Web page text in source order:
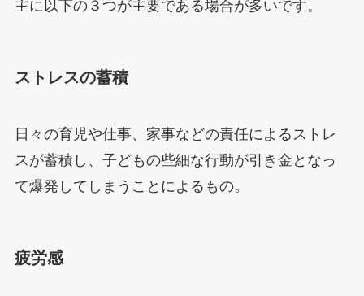
主に以下の３つが主要である場合が多いです。
ストレスの蓄積
日々の育児や仕事、家事などの責任によるストレ
スが蓄積し、子どもの些細な行動が引き金となっ
て爆発してしまうことによるもの。
疲労感